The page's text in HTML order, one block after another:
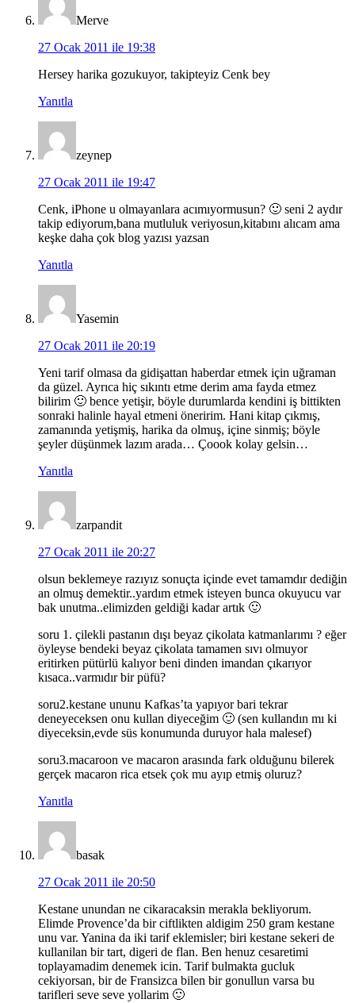
Merve
27 Ocak 2011 ile 19:38
Hersey harika gozukuyor, takipteyiz Cenk bey
Yanıtla
zeynep
27 Ocak 2011 ile 19:47
Cenk, iPhone u olmayanlara acımıyormusun? 🙂 seni 2 aydır
takip ediyorum,bana mutluluk veriyosun,kitabını alıcam ama
keşke daha çok blog yazısı yazsan
Yanıtla
Yasemin
27 Ocak 2011 ile 20:19
Yeni tarif olmasa da gidişattan haberdar etmek için uğraman
da güzel. Ayrıca hiç sıkıntı etme derim ama fayda etmez
bilirim 🙂 bence yetişir, böyle durumlarda kendini iş bittikten
sonraki halinle hayal etmeni öneririm. Hani kitap çıkmış,
zamanında yetişmiş, harika da olmuş, içine sinmiş; böyle
şeyler düşünmek lazım arada… Çoook kolay gelsin…
Yanıtla
zarpandit
27 Ocak 2011 ile 20:27
olsun beklemeye razıyız sonuçta içinde evet tamamdır dediğin
an olmuş demektir..yardım etmek isteyen bunca okuyucu var
bak unutma..elimizden geldiği kadar artık 🙂
soru 1. çilekli pastanın dışı beyaz çikolata katmanlarımı ? eğer
öyleyse bendeki beyaz çikolata tamamen sıvı olmuyor
eritirken pütürlü kalıyor beni dinden imandan çıkarıyor
kısaca..varmıdır bir püfü?
soru2.kestane ununu Kafkas’ta yapıyor bari tekrar
deneyeceksen onu kullan diyeceğim 🙂 (sen kullandın mı ki
diyeceksin,evde süs konumunda duruyor hala malesef)
soru3.macaroon ve macaron arasında fark olduğunu bilerek
gerçek macaron rica etsek çok mu ayıp etmiş oluruz?
Yanıtla
basak
27 Ocak 2011 ile 20:50
Kestane unundan ne cikaracaksin merakla bekliyorum.
Elimde Provence’da bir ciftlikten aldigim 250 gram kestane
unu var. Yanina da iki tarif eklemisler; biri kestane sekeri de
kullanilan bir tart, digeri de flan. Ben henuz cesaretimi
toplayamadim denemek icin. Tarif bulmakta gucluk
cekiyorsan, bir de Fransizca bilen bir gonullun varsa bu
tarifleri seve seve yollarim 🙂